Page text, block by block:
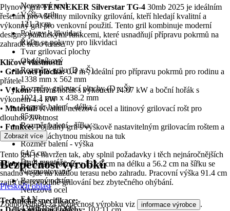
Nerezová ocel
Výška grilu
121,3 cm
Pokyny k likvidaci
Řiďte se pokyny pro likvidaci
Tvar grilovací plochy
Obdélníkový
Rozměry grilu (D x Š)
1338 mm x 562 mm
Rozměry grilovací plochy (D x Š)
1021.1 mm x 438.2 mm
Rozměr balení - délka
85 cm
Rozměr balení - šířka
75,5 cm
Rozměr balení - výška
64,5 cm
Druh montáže
Nesmontované
Barevný odstín
Nerezová ocel
EAN
4306516450206
Plynový grilTENNEKER Silverstar TG-4 30mb 2025 je ideálním
řešením pro všechny milovníky grilování, kteří hledají kvalitní a
výkonný gril pro venkovní použití. Tento gril kombinuje moderní
design s praktickými funkcemi, které usnadňují přípravu pokrmů na
zahradě nebo terase.
Klíčové vlastnosti:
• Grilovací plocha:0.4 m², ideální pro přípravu pokrmů pro rodinu a
přátele
• Výkon:Hlavní hořák s výkonem 14.07 kW a boční hořák s
výkonem 4.4 kW
• Materiál:Kvalitní nerezová ocel a litinový grilovací rošt pro
dlouhou životnost
• Funkce:Pojízdný gril s výškově nastavitelným grilovacím roštem a
vyjímatelnou záchytnou miskou na tuk
Tento gril je navržen tak, aby splnil požadavky i těch nejnáročnějších
uživatelů. S jeho rozměry 133.8 cm na délku a 56.2 cm na šířku se
snadno vejde na každou terasu nebo zahradu. Pracovní výška 91.4 cm
zajišťuje pohodlné grilování bez zbytečného ohýbání.
Technická specifikace:
Zobrazit více
Bezpečnost výrobků
Přeskočit oblast
Zodpovědnost za bezpečnost výrobku viz informace výrobce .